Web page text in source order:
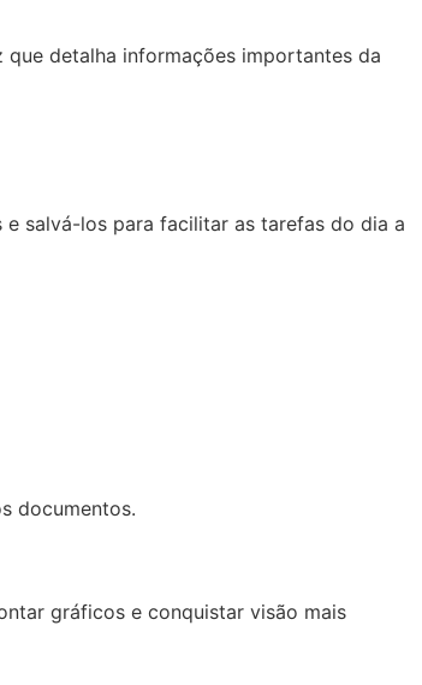
que detalha informações importantes da
salvá-los para facilitar as tarefas do dia a
documentos.
gráficos e conquistar visão mais